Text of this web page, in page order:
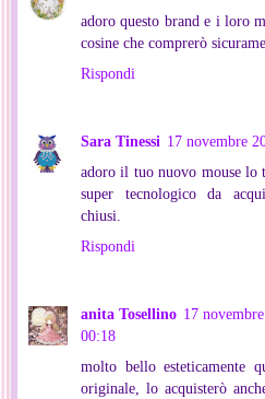
adoro questo brand e i loro
cosine che comprerò
Rispondi
Sara Tinessi 17 novembre
adoro il tuo nuovo mouse lo
super tecnologico da
chiusi.
Rispondi
anita Tosellino 17
00:18
molto bello esteticamente
originale, lo acquisterò